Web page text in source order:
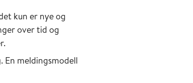
kun er nye og
over tid og
meldingsmodell